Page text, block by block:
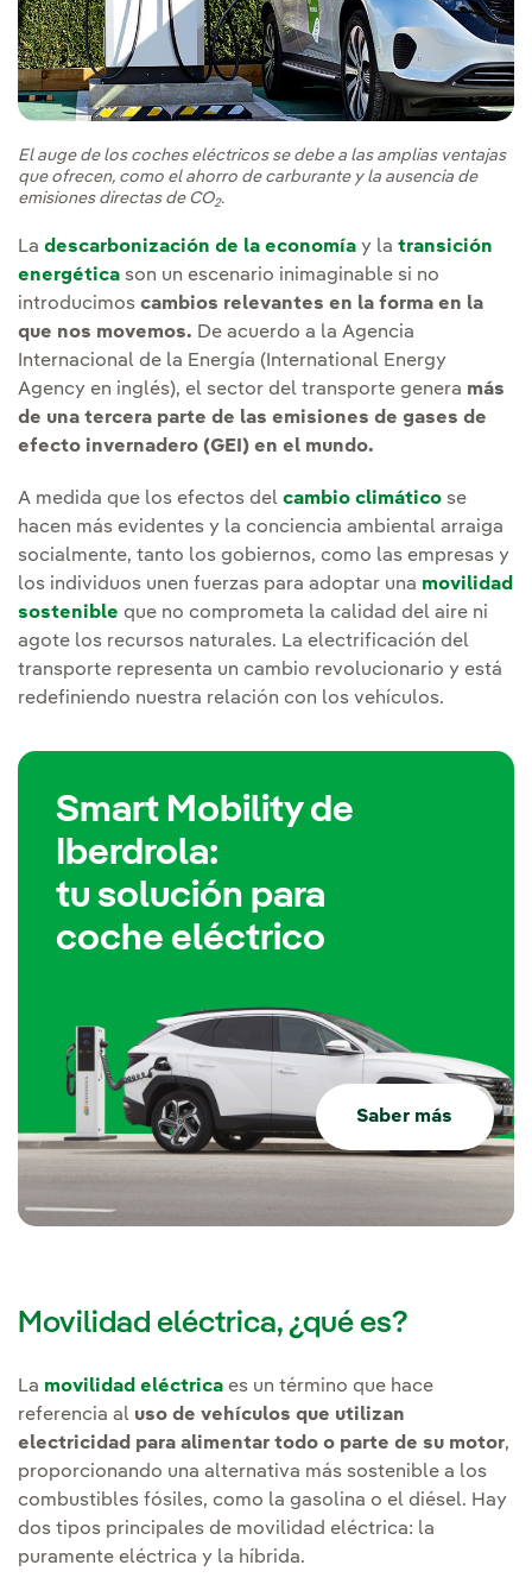
El auge de los coches eléctricos se debe a las amplias ventajas
que ofrecen, como el ahorro de carburante y la ausencia de
emisiones directas de CO2.
La descarbonización de la economía y la transición
energética son un escenario inimaginable si no
introducimos cambios relevantes en la forma en la
que nos movemos. De acuerdo a la Agencia
Internacional de la Energía (International Energy
Agency en inglés), el sector del transporte genera más
de una tercera parte de las emisiones de gases de
efecto invernadero (GEI) en el mundo.
A medida que los efectos del cambio climático se
hacen más evidentes y la conciencia ambiental arraiga
socialmente, tanto los gobiernos, como las empresas y
los individuos unen fuerzas para adoptar una movilidad
sostenible que no comprometa la calidad del aire ni
agote los recursos naturales. La electrificación del
transporte representa un cambio revolucionario y está
redefiniendo nuestra relación con los vehículos.
Smart Mobility de
Iberdrola:
tu solución para
coche eléctrico
Saber más
Movilidad eléctrica, ¿qué es?
La movilidad eléctrica es un término que hace
referencia al uso de vehículos que utilizan
electricidad para alimentar todo o parte de su motor,
proporcionando una alternativa más sostenible a los
combustibles fósiles, como la gasolina o el diésel. Hay
dos tipos principales de movilidad eléctrica: la
puramente eléctrica y la híbrida.